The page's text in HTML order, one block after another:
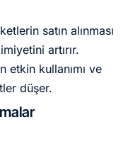
satın alınması
artırır.
etkin kullanımı ve
düşer.